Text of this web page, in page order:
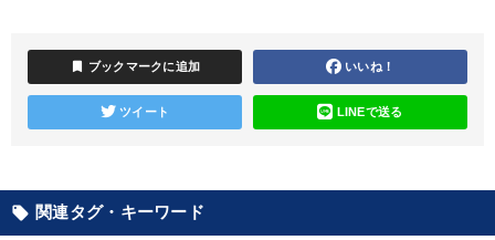
経営者のための《音声・動画で学ぶ》講演シリーズ
《強い財務を実践する経営者》講話４選
目的別
bookmark ブックマークに追加 いいね！
ツイート LINEで送る
local_offer 関連タグ・キーワード